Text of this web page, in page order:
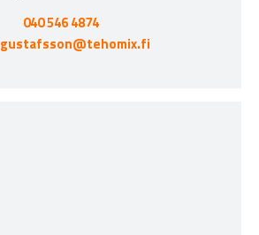
040 546 4874